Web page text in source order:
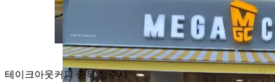
테이크아웃커피 충북 청주시